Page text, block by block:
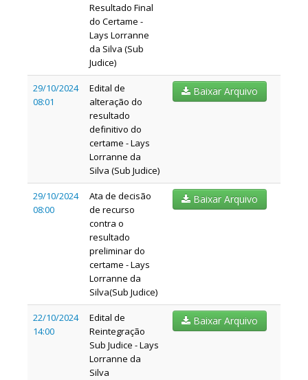
Resultado Final
do Certame -
Lays Lorranne
da Silva (Sub
Judice)
29/10/2024
08:01
Edital de
alteração do
resultado
definitivo do
certame - Lays
Lorranne da
Silva (Sub Judice)
Baixar Arquivo
29/10/2024
08:00
Ata de decisão
de recurso
contra o
resultado
preliminar do
certame - Lays
Lorranne da
Silva(Sub Judice)
Baixar Arquivo
22/10/2024
14:00
Edital de
Reintegração
Sub Judice - Lays
Lorranne da
Silva
Baixar Arquivo